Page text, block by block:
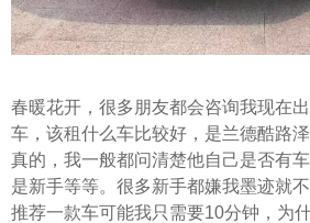
春暖花开，很多朋友都会咨询我现在
车，该租什么车比较好，是兰德酷路
真的，我一般都问清楚他自己是否有
是新手等等。很多新手都嫌我墨迹就
推荐一款车可能我只需要10分钟，为